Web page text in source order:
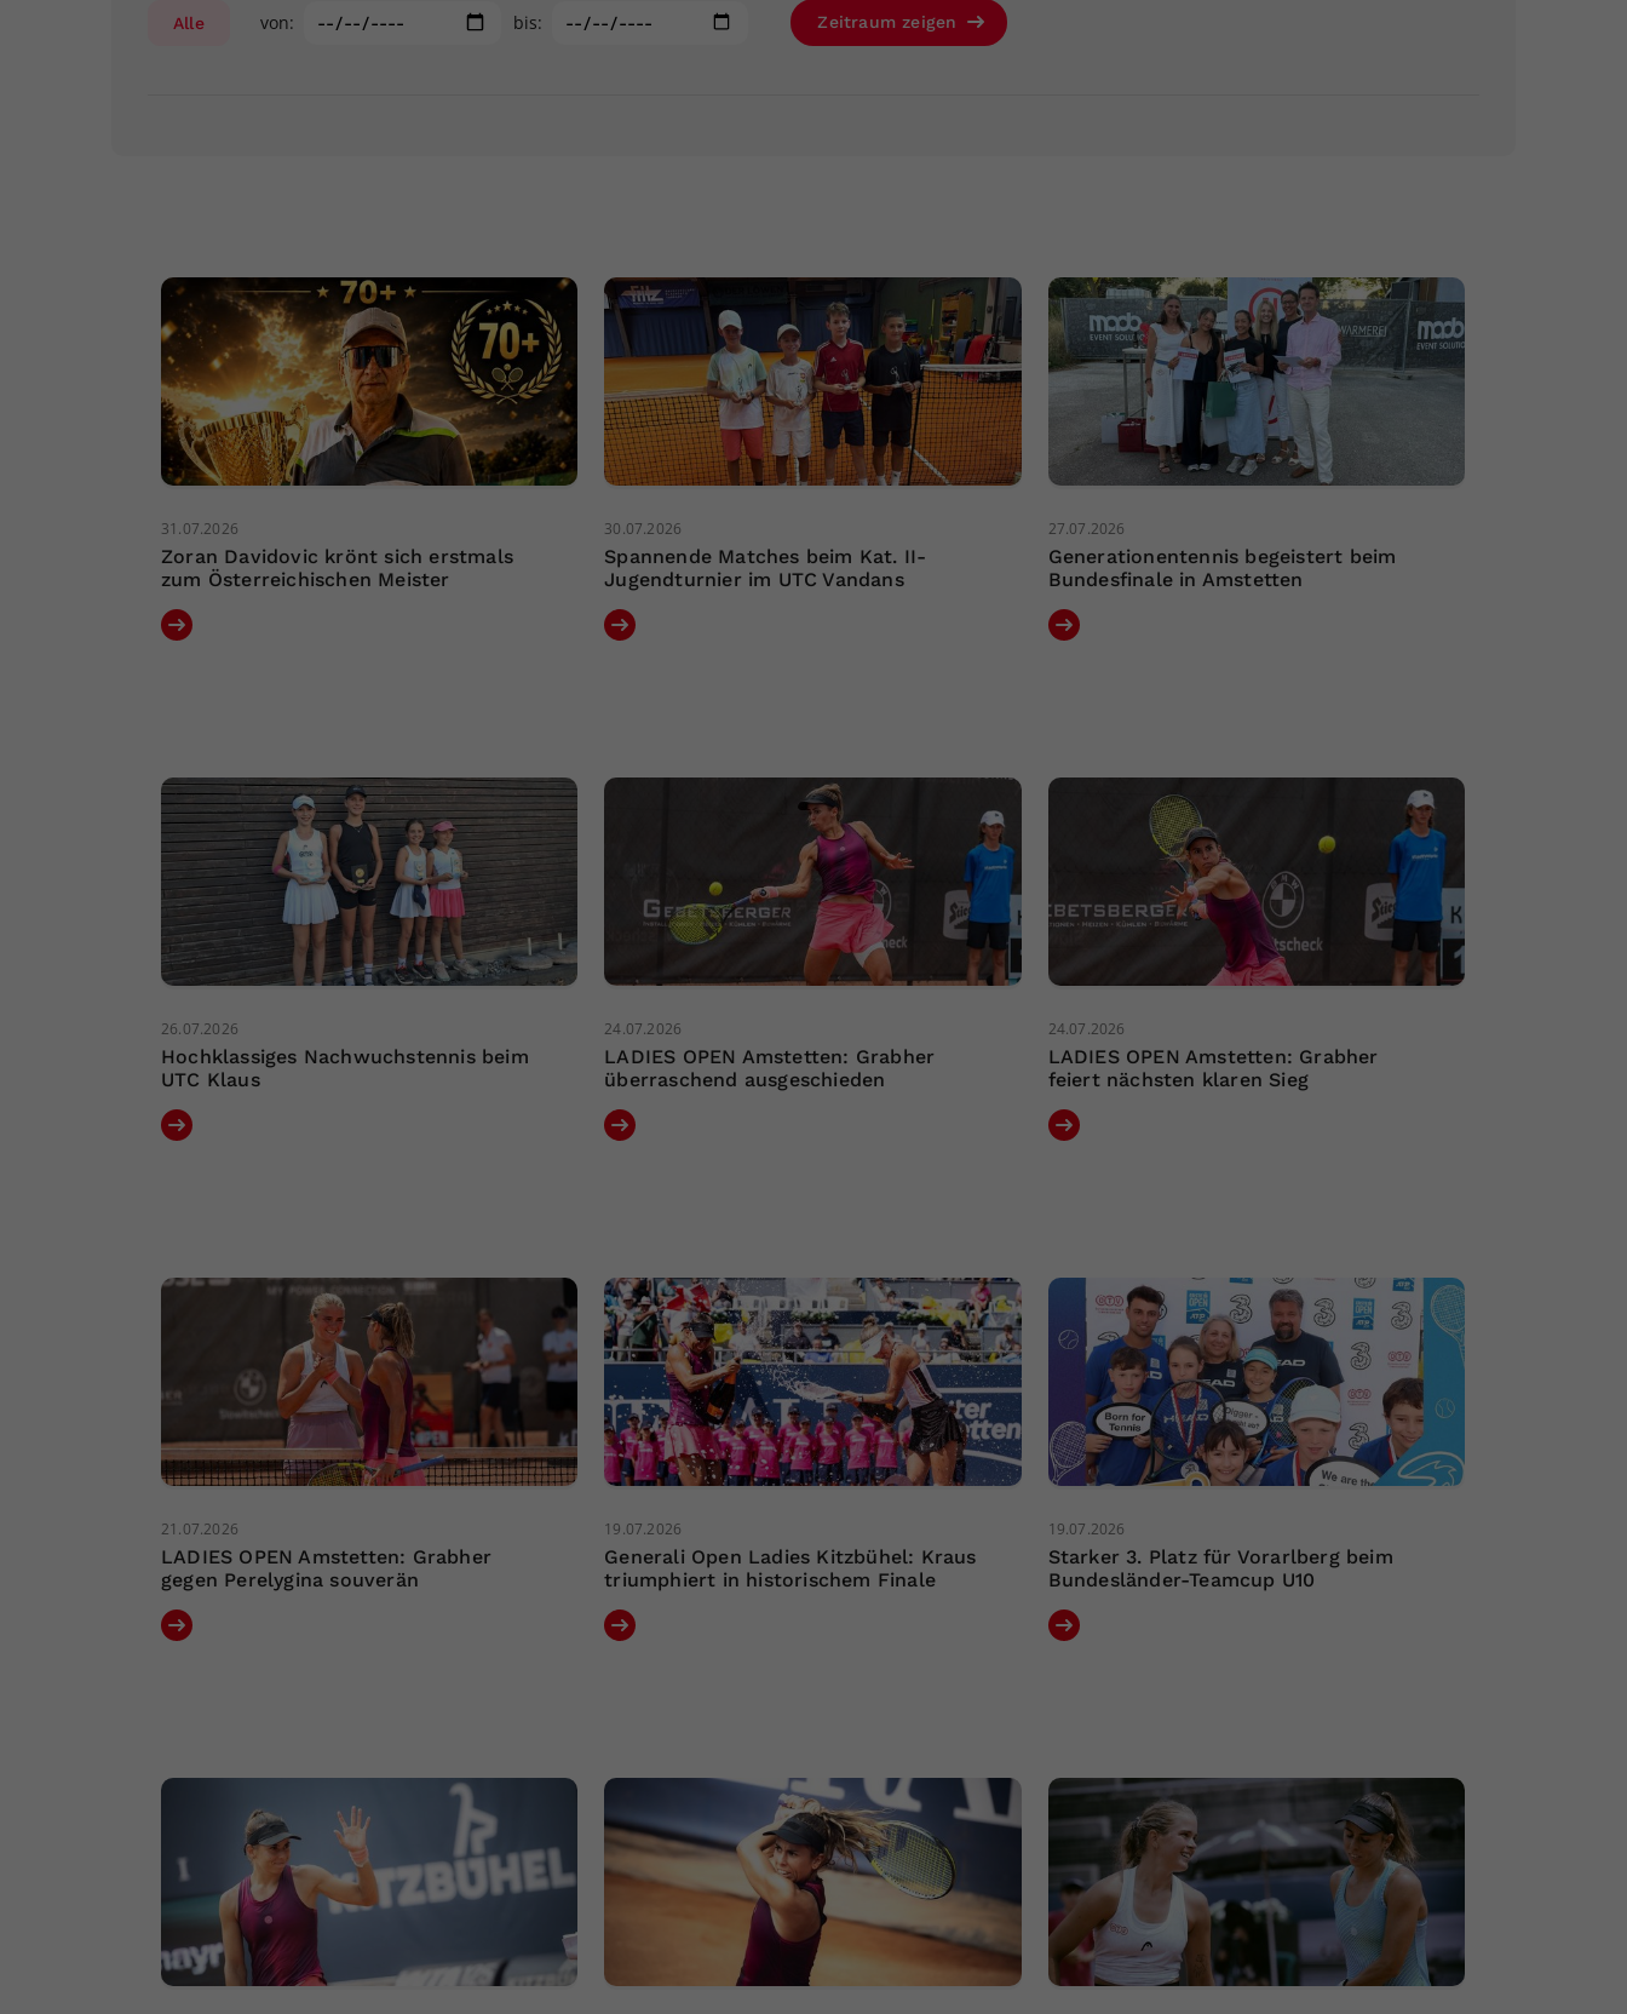
Alle von: bis: Zeitraum zeigen
31.07.2026
Zoran Davidovic krönt sich erstmals
zum Österreichischen Meister
30.07.2026
Spannende Matches beim Kat. II-
Jugendturnier im UTC Vandans
27.07.2026
Generationentennis begeistert beim
Bundesfinale in Amstetten
26.07.2026
Hochklassiges Nachwuchstennis beim
UTC Klaus
24.07.2026
LADIES OPEN Amstetten: Grabher
überraschend ausgeschieden
24.07.2026
LADIES OPEN Amstetten: Grabher
feiert nächsten klaren Sieg
21.07.2026
LADIES OPEN Amstetten: Grabher
gegen Perelygina souverän
19.07.2026
Generali Open Ladies Kitzbühel: Kraus
triumphiert in historischem Finale
19.07.2026
Starker 3. Platz für Vorarlberg beim
Bundesländer-Teamcup U10
Ihrer vorgenommen Einstellungen, falls der